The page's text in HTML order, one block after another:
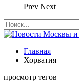
Prev Next
Главная
Хорватия
просмотр тегов